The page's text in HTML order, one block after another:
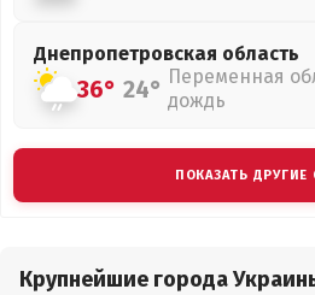
Днепропетровская область
36° 24° Переменная
дождь
ПОКАЗАТЬ ДРУГИЕ
Крупнейшие города